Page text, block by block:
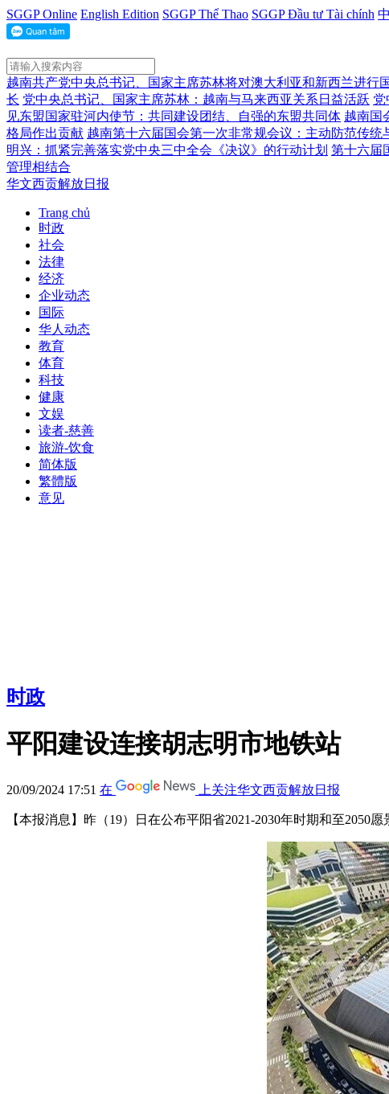
SGGP Online English Edition SGGP Thể Thao SGGP Đầu tư Tài chính
越南共产党中央总书记、国家主席苏林将对澳大利亚和新西兰进行
长 党中央总书记、国家主席苏林：越南与马来西亚关系日益活跃 党
见东盟国家驻河内使节：共同建设团结、自强的东盟共同体 越南国
格局作出贡献 越南第十六届国会第一次非常规会议：主动防范传统
明兴：抓紧完善落实党中央三中全会《决议》的行动计划 第十六届
管理相结合
华文西贡解放日报
Trang chủ
时政
社会
法律
经济
企业动态
国际
华人动态
教育
体育
科技
健康
文娱
读者-慈善
旅游-饮食
简体版
繁體版
意见
时政
平阳建设连接胡志明市地铁站
20/09/2024 17:51 在 上关注华文西贡解放日报
【本报消息】昨（19）日在公布平阳省2021-2030年时期和至2050